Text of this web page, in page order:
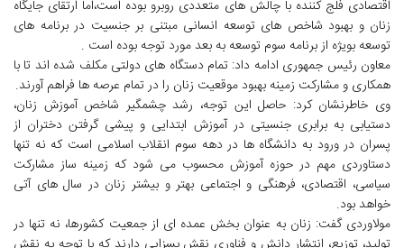
اقتصادی فلج کننده با چالش های متعددی روبرو بوده است،اما ارتقای جایگاه
زنان و بهبود شاخص های توسعه انسانی مبتنی بر جنسیت در برنامه های
توسعه بویژه از برنامه سوم توسعه به بعد مورد توجه بوده است .
معاون رئیس جمهوری ادامه داد: تمام دستگاه های دولتی مکلف شده اند تا با
همکاری و مشارکت زمینه بهبود موقعیت زنان را در تمام عرصه ها فراهم آورند.
وی خاطرنشان کرد: حاصل این توجه، رشد چشمگیر شاخص آموزش زنان،
دستیابی به برابری جنسیتی در آموزش ابتدایی و پیشی گرفتن دختران از
پسران در ورود به دانشگاه ها در دهه سوم انقلاب اسلامی است که نه تنها
دستاوردی مهم در حوزه آموزش محسوب می شود که زمینه ساز مشارکت
سیاسی، اقتصادی، فرهنگی و اجتماعی بهتر و بیشتر زنان در سال های آتی
خواهد بود.
مولاوردی گفت: زنان به عنوان بخش عمده ای از جمعیت کشورها، نه تنها در